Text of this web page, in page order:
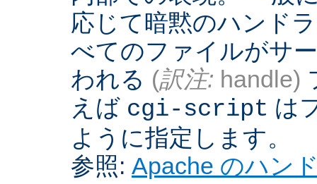
応じて暗黙のハンド
べてのファイルがサ
われる (訳注: handle)
えば cgi-script は
ように指定します。
参照: Apache のハン